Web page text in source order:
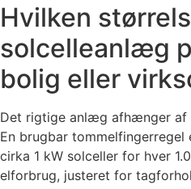
Hvilken
solcelleanlæg
bolig eller
Det rigtige anlæg afhænger af
En brugbar
cirka 1 kW solceller for hver
elforbrug, justeret for